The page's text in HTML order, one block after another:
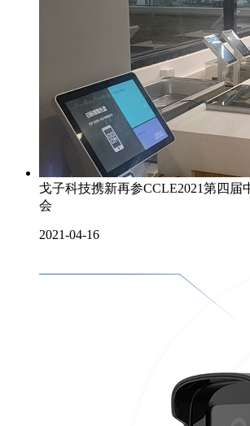
戈子科技携新再参CCLE2021第四届
会
2021-04-16